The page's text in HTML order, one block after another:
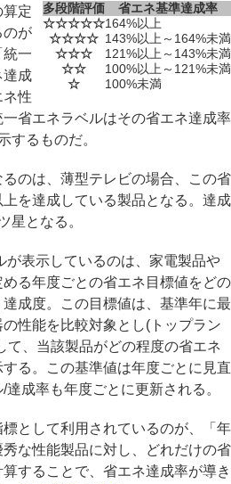
多段階評価
省エネ基準達成率
☆☆☆☆☆164%以上
☆☆☆☆ 143%以上～164%未満
☆☆☆
121%以上～143%未満
☆☆
100%以上～121%未満
☆
100%未満
定
のが
統一
達成
性
省エネラベルはその省エネ達成率
するものだ。
のは、薄型テレビの場合、この省
を達成している製品となる。達成
星となる。
表示しているのは、家電製品や
る年度ごとの省エネ目標値をどの
成度。この目標値は、基準年に最
性能を比較対象とし(トップラン
て、当該製品がどの程度の省エネ
る。この基準値は年度ごとに見直
成率も年度ごとに更新される。
として利用されているのが、「年
な性能製品に対し、どれだけの省
することで、省エネ達成率が導き